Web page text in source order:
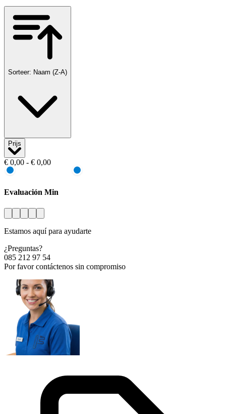
Sorteer: Naam (Z-A)
Prijs
€ 0,00 - € 0,00
Evaluación Min
Estamos aquí para ayudarte
¿Preguntas?
085 212 97 54
Por favor contáctenos sin compromiso